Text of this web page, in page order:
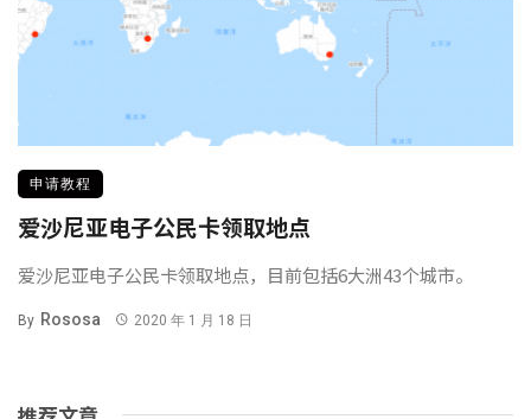
申请教程
爱沙尼亚电子公民卡领取地点
爱沙尼亚电子公民卡领取地点，目前包括6大洲43个城市。
By Rososa 2020 年 1 月 18 日